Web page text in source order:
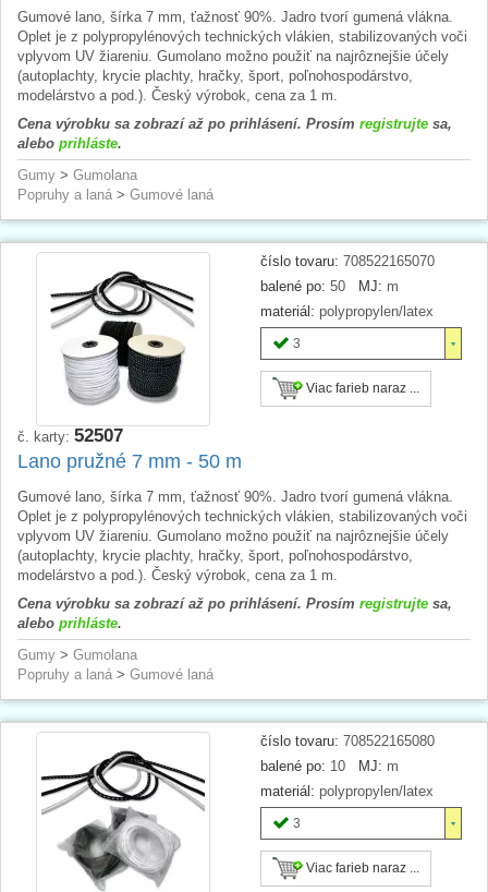
Gumové lano, šírka 7 mm, ťažnosť 90%. Jadro tvorí gumená vlákna.
Oplet je z polypropylénových technických vlákien, stabilizovaných voči
vplyvom UV žiareniu. Gumolano možno použiť na najrôznejšie účely
(autoplachty, krycie plachty, hračky, šport, poľnohospodárstvo,
modelárstvo a pod.). Český výrobok, cena za 1 m.
Cena výrobku sa zobrazí až po prihlásení. Prosím registrujte sa,
alebo prihláste.
Gumy > Gumolana
Popruhy a laná > Gumové laná
číslo tovaru: 708522165070
balené po: 50 MJ: m
materiál: polypropylen/latex
3
Viac farieb naraz ...
č. karty: 52507
Lano pružné 7 mm - 50 m
Gumové lano, šírka 7 mm, ťažnosť 90%. Jadro tvorí gumená vlákna.
Oplet je z polypropylénových technických vlákien, stabilizovaných voči
vplyvom UV žiareniu. Gumolano možno použiť na najrôznejšie účely
(autoplachty, krycie plachty, hračky, šport, poľnohospodárstvo,
modelárstvo a pod.). Český výrobok, cena za 1 m.
Cena výrobku sa zobrazí až po prihlásení. Prosím registrujte sa,
alebo prihláste.
Gumy > Gumolana
Popruhy a laná > Gumové laná
číslo tovaru: 708522165080
balené po: 10 MJ: m
materiál: polypropylen/latex
3
Viac farieb naraz ...